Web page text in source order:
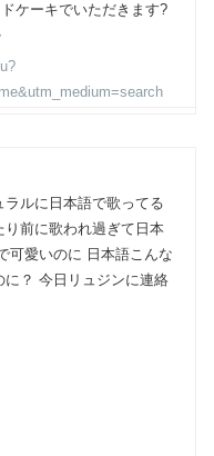
ケーキでいただきます?
ルに日本語で歌ってる
り前に歌われ過ぎて日本
可愛いのに 日本語こんな
？ 今日リュジンに連絡